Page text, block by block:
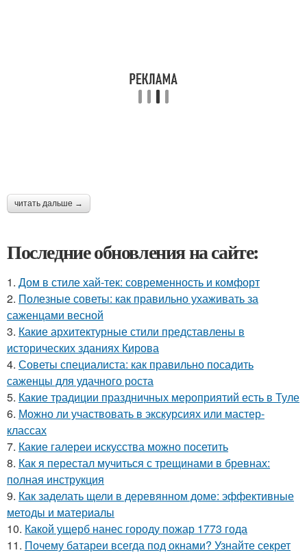
читать дальше →
Последние обновления на сайте:
1. Дом в стиле хай-тек: современность и комфорт
2. Полезные советы: как правильно ухаживать за
саженцами весной
3. Какие архитектурные стили представлены в
исторических зданиях Кирова
4. Советы специалиста: как правильно посадить
саженцы для удачного роста
5. Какие традиции праздничных мероприятий есть в Туле
6. Можно ли участвовать в экскурсиях или мастер-
классах
7. Какие галереи искусства можно посетить
8. Как я перестал мучиться с трещинами в бревнах:
полная инструкция
9. Как заделать щели в деревянном доме: эффективные
методы и материалы
10. Какой ущерб нанес городу пожар 1773 года
11. Почему батареи всегда под окнами? Узнайте секрет